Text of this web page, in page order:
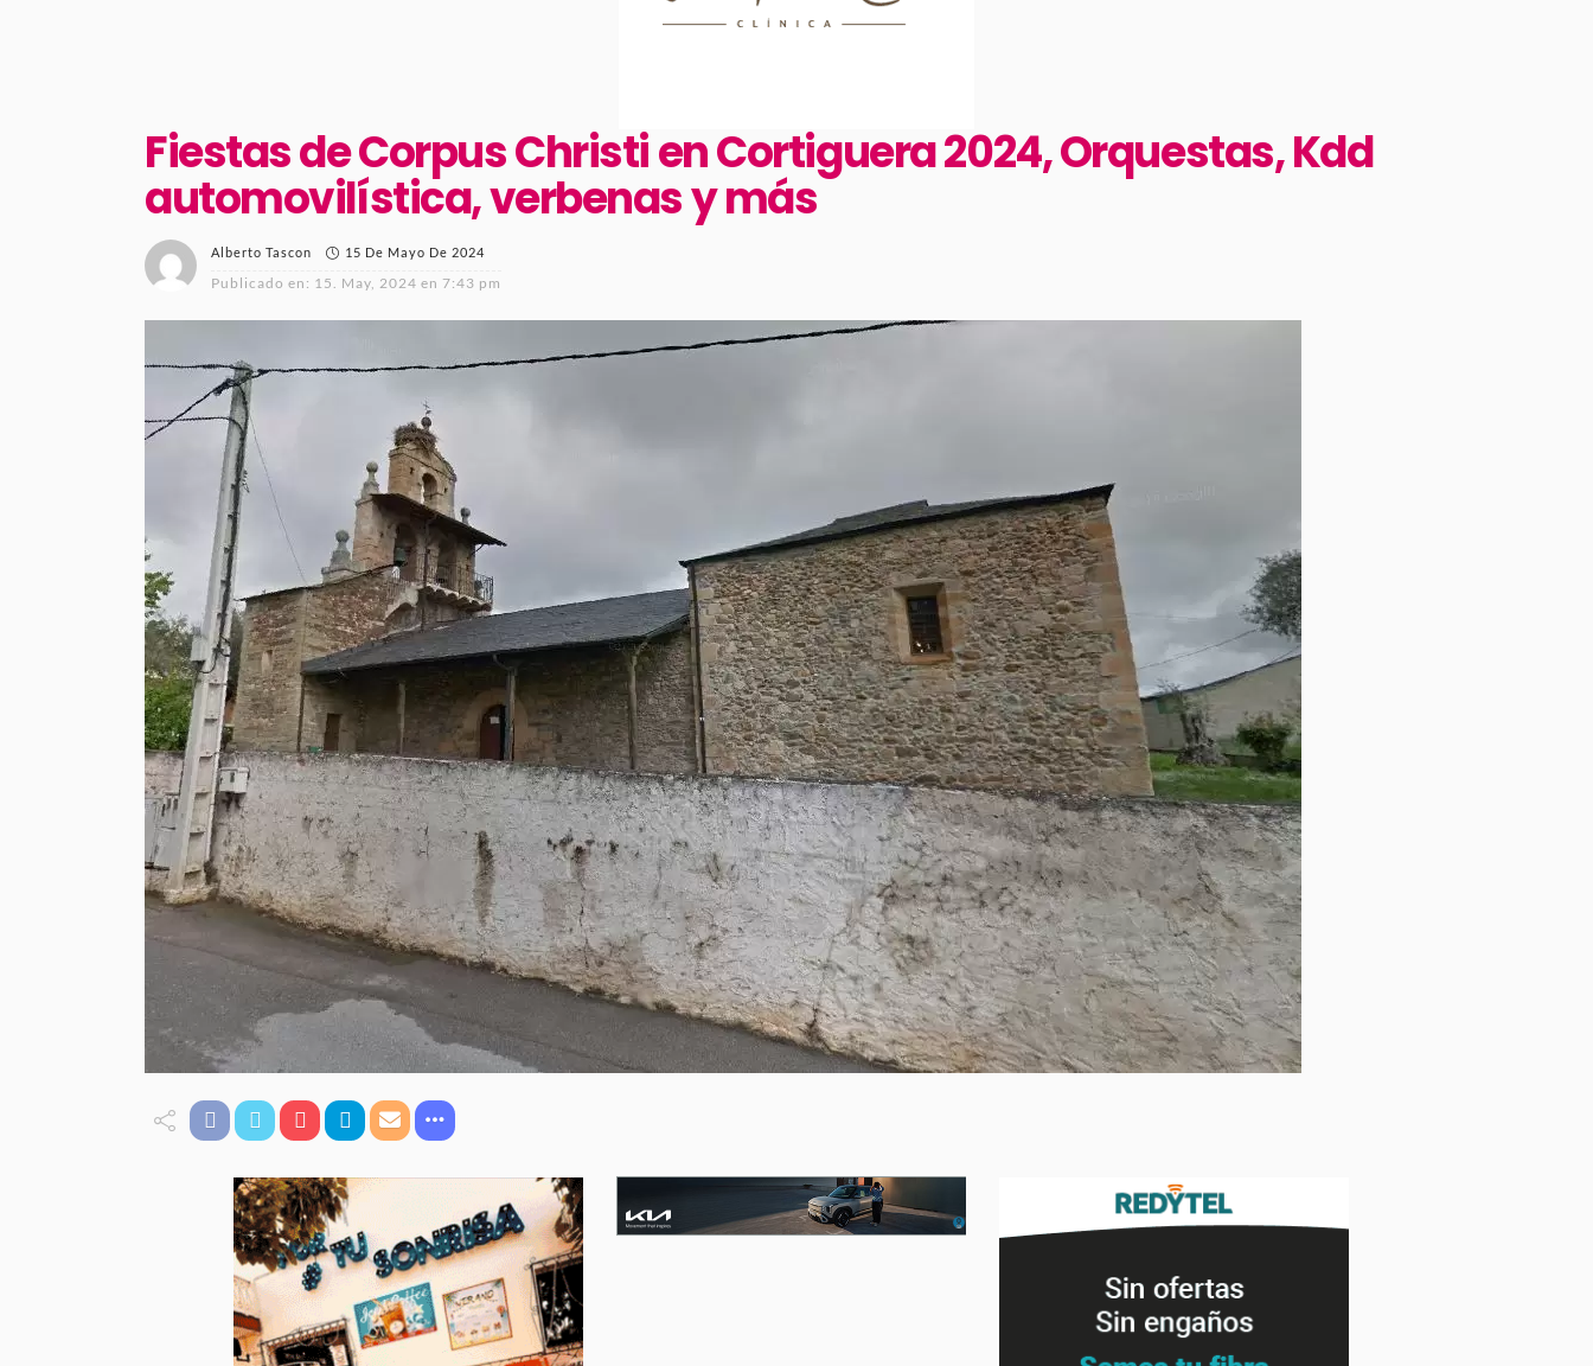
Fiestas de Corpus Christi en Cortiguera 2024, Orquestas, Kdd
automovilística, verbenas y más
Alberto Tascon 15 De Mayo De 2024
Publicado en: 15. May, 2024 en 7:43 pm